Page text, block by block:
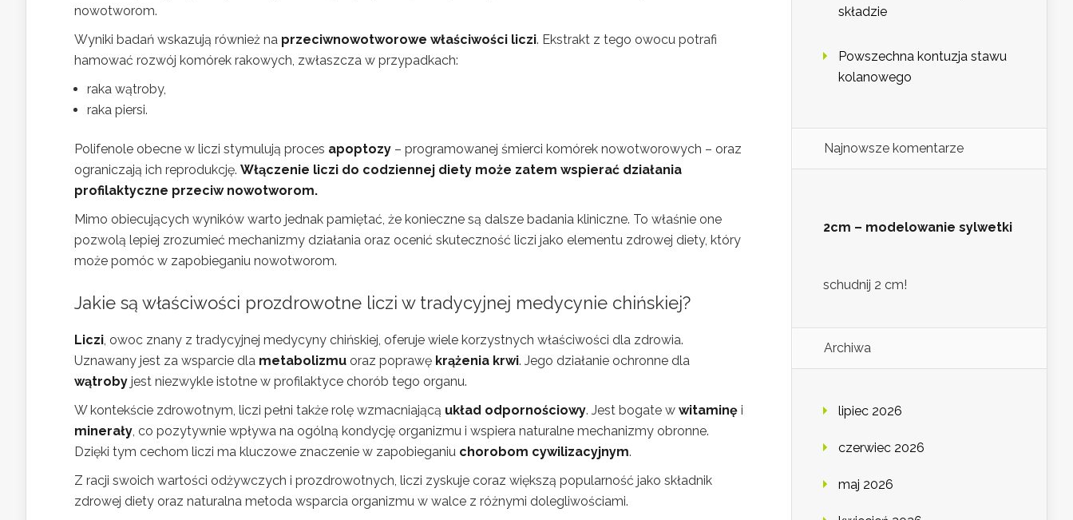
nowotworom.
Wyniki badań wskazują również na przeciwnowotworowe właściwości liczi. Ekstrakt z tego owocu potrafi
hamować rozwój komórek rakowych, zwłaszcza w przypadkach:
raka wątroby,
raka piersi.
Polifenole obecne w liczi stymulują proces apoptozy – programowanej śmierci komórek nowotworowych – oraz
ograniczają ich reprodukcję. Włączenie liczi do codziennej diety może zatem wspierać działania
profilaktyczne przeciw nowotworom.
Mimo obiecujących wyników warto jednak pamiętać, że konieczne są dalsze badania kliniczne. To właśnie one
pozwolą lepiej zrozumieć mechanizmy działania oraz ocenić skuteczność liczi jako elementu zdrowej diety, który
może pomóc w zapobieganiu nowotworom.
Jakie są właściwości prozdrowotne liczi w tradycyjnej medycynie chińskiej?
Liczi, owoc znany z tradycyjnej medycyny chińskiej, oferuje wiele korzystnych właściwości dla zdrowia.
Uznawany jest za wsparcie dla metabolizmu oraz poprawę krążenia krwi. Jego działanie ochronne dla
wątroby jest niezwykle istotne w profilaktyce chorób tego organu.
W kontekście zdrowotnym, liczi pełni także rolę wzmacniającą układ odpornościowy. Jest bogate w witaminę i
minerały, co pozytywnie wpływa na ogólną kondycję organizmu i wspiera naturalne mechanizmy obronne.
Dzięki tym cechom liczi ma kluczowe znaczenie w zapobieganiu chorobom cywilizacyjnym.
Z racji swoich wartości odżywczych i prozdrowotnych, liczi zyskuje coraz większą popularność jako składnik
zdrowej diety oraz naturalna metoda wsparcia organizmu w walce z różnymi dolegliwościami.
składzie
Powszechna kontuzja stawu
kolanowego
Najnowsze komentarze
2cm – modelowanie sylwetki
schudnij 2 cm!
Archiwa
lipiec 2026
czerwiec 2026
maj 2026